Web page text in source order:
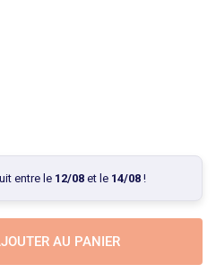
entre le 12/08et le 14/08!
AU PANIER